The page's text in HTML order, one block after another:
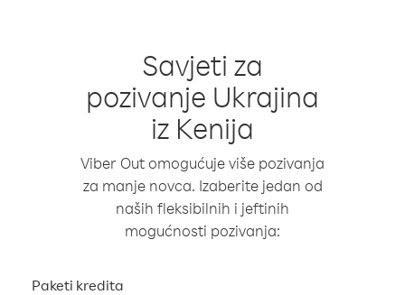
Savjeti za
pozivanje Ukrajina
iz Kenija
Viber Out omogućuje više pozivanja
za manje novca. Izaberite jedan od
naših fleksibilnih i jeftinih
mogućnosti pozivanja:
Paketi kredita